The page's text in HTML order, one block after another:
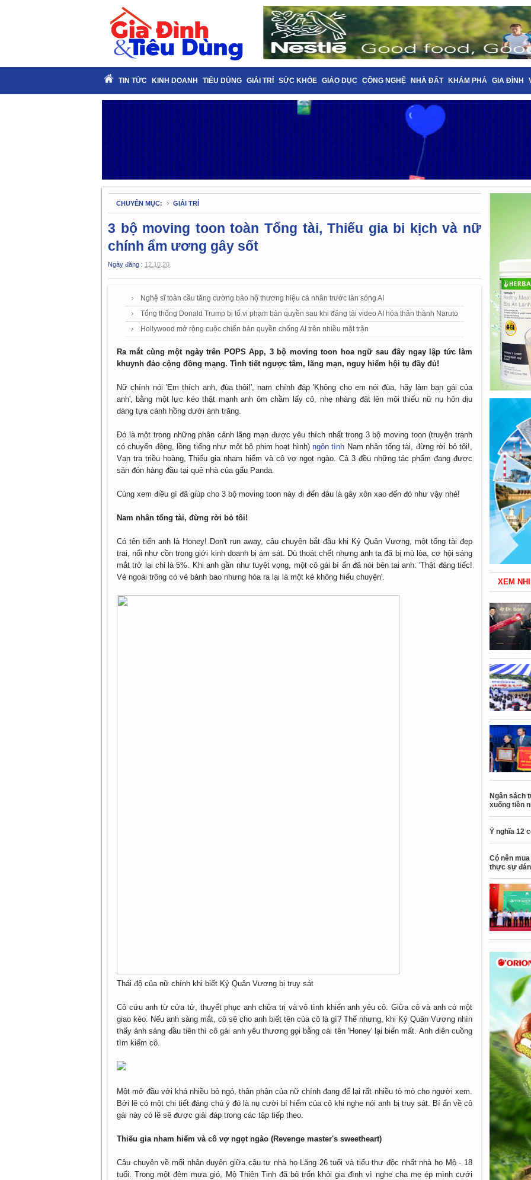
TIN TỨC KINH DOANH TIÊU DÙNG GIẢI TRÍ SỨC KHỎE GIÁO DỤC CÔNG NGHỆ NHÀ ĐẤT KHÁM PHÁ GIA ĐÌNH
CHUYÊN MỤC: GIẢI TRÍ
3 bộ moving toon toàn Tổng tài, Thiếu gia bi kịch và nữ
chính ẩm ương gây sốt
Ngày đăng : 12.10.20
Nghệ sĩ toàn cầu tăng cường bảo hộ thương hiệu cá nhân trước làn sóng AI
Tổng thống Donald Trump bị tố vi phạm bản quyền sau khi đăng tải video AI hóa thân thành Naruto
Hollywood mở rộng cuộc chiến bản quyền chống AI trên nhiều mặt trận
Ra mắt cùng một ngày trên POPS App, 3 bộ moving toon hoa ngữ sau đây ngay lập tức làm
khuynh đảo cộng đồng mạng. Tình tiết ngược tâm, lãng mạn, nguy hiểm hội tụ đầy đủ!
Nữ chính nói 'Em thích anh, đùa thôi!', nam chính đáp 'Không cho em nói đùa, hãy làm bạn gái của
anh', bằng một lực kéo thật mạnh anh ôm chầm lấy cô, nhẹ nhàng đặt lên môi thiếu nữ nụ hôn dịu
dàng tựa cánh hồng dưới ánh trăng.
Đó là một trong những phân cảnh lãng mạn được yêu thích nhất trong 3 bộ moving toon (truyện tranh
có chuyển động, lồng tiếng như một bộ phim hoạt hình) ngôn tình Nam nhân tổng tài, đừng rời bỏ tôi!,
Vạn tra triều hoàng, Thiếu gia nham hiểm và cô vợ ngọt ngào. Cả 3 đều những tác phẩm đang được
săn đón hàng đầu tại quê nhà của gấu Panda.
Cùng xem điều gì đã giúp cho 3 bộ moving toon này đi đến đâu là gây xôn xao đến đó như vậy nhé!
Nam nhân tổng tài, đừng rời bỏ tôi!
Có tên tiến anh là Honey! Don't run away, câu chuyện bắt đầu khi Kỷ Quân Vương, một tổng tài đẹp
trai, nổi như cồn trong giới kinh doanh bị ám sát. Dù thoát chết nhưng anh ta đã bị mù lòa, cơ hội sáng
mắt trở lại chỉ là 5%. Khi anh gần như tuyệt vọng, một cô gái bí ẩn đã nói bên tai anh: 'Thật đáng tiếc!
Vẻ ngoài trông có vẻ bảnh bao nhưng hóa ra lại là một kẻ không hiểu chuyện'.
Thái độ của nữ chính khi biết Kỷ Quân Vương bị truy sát
Cô cứu anh từ cửa tử, thuyết phục anh chữa trị và vô tình khiến anh yêu cô. Giữa cô và anh có một
giao kèo. Nếu anh sáng mắt, cô sẽ cho anh biết tên của cô là gì? Thế nhưng, khi Kỷ Quân Vương nhìn
thấy ánh sáng đầu tiên thì cô gái anh yêu thương gọi bằng cái tên 'Honey' lại biến mất. Anh điên cuồng
tìm kiếm cô.
Một mở đầu với khá nhiều bỏ ngỏ, thân phận của nữ chính đang để lại rất nhiều tò mò cho người xem.
Bởi lẽ có một chi tiết đáng chú ý đó là nụ cười bí hiểm của cô khi nghe nói anh bị truy sát. Bí ẩn về cô
gái này có lẽ sẽ được giải đáp trong các tập tiếp theo.
Thiếu gia nham hiểm và cô vợ ngọt ngào (Revenge master's sweetheart)
Câu chuyện về mối nhân duyên giữa cậu tư nhà họ Lăng 26 tuổi và tiểu thư độc nhất nhà họ Mộ - 18
tuổi. Trong một đêm mưa gió, Mộ Thiên Tinh đã bỏ trốn khỏi gia đình vì nghe cha mẹ ép mình cưới
XEM
Ngân sách
xuống tiền
Ý nghĩa 12
Có nên
thực sự